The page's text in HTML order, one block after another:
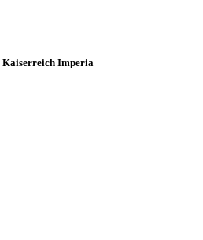
Kaiserreich Imperia